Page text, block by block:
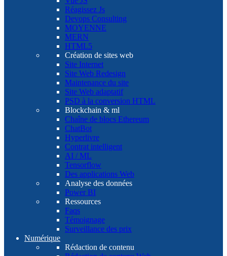
Réagissez Js
Devops Consulting
MOYENNE
MERN
HTML5
Création de sites web
Site Internet
Site Web Redesign
Maintenance du site
Site Web adaptatif
PSD à la conversion HTML
Blockchain & ml
Chaîne de blocs Ethereum
ChatBot
Hyperlivre
Contrat intelligent
AI / ML
Tensorflow
Des applications Web
Analyse des données
Power BI
Ressources
Faqs
Témoignage
Surveillance des prix
Numérique
Rédaction de contenu